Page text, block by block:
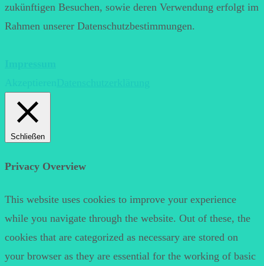
zukünftigen Besuchen, sowie deren Verwendung erfolgt im
Rahmen unserer Datenschutzbestimmungen.
Schließen
Privacy Overview
This website uses cookies to improve your experience
while you navigate through the website. Out of these, the
cookies that are categorized as necessary are stored on
your browser as they are essential for the working of basic